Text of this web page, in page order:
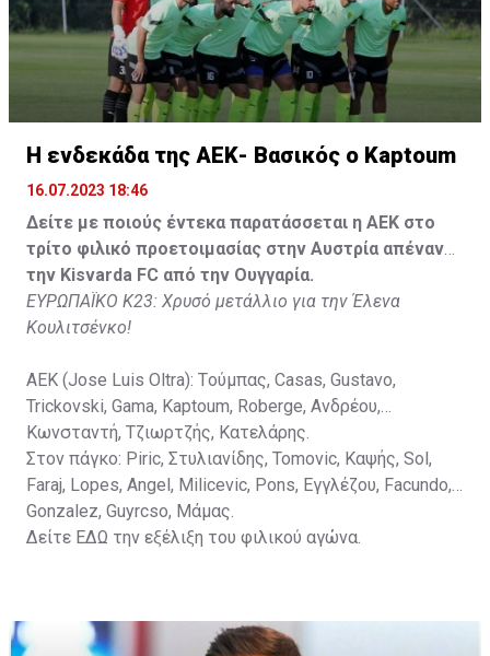
Στον πάγκο: Piric, Στυλιανίδης, Tomovic, Καψής, Sol,
Faraj, Lopes, Angel, Milicevic, Pons, Εγγλέζου, Facundo,
Gonzalez, Guyrcso, Μάμας.
Κisvarda FC (Milos Kruscic): Kovacs, Navratil, Raul, Szor,
Lippai, Alic, Kormendi, Makowski, Czekus, Ilievski,
Spasic.
Στον πάγκο: Petkovic, Cipetic, Kovasic, Jovicic, Szeles,
Vida, Otvos, Lucas, Camas, Mesanovic.
H ενδεκάδα της ΑΕΚ- Βασικός ο Kaptoum
16.07.2023 18:46
Δείτε με ποιούς έντεκα παρατάσσεται η ΑΕΚ στο
τρίτο φιλικό προετοιμασίας στην Αυστρία απέναντι
την Kisvarda FC από την Ουγγαρία.
ΕΥΡΩΠΑΪΚΟ Κ23: Χρυσό μετάλλιο για την Έλενα
Κουλιτσένκο!
ΑΕΚ (Jose Luis Oltra): Tούμπας, Casas, Gustavo,
Trickovski, Gama, Κaptoum, Roberge, Aνδρέου,
Κωνσταντή, Τζιωρτζής, Κατελάρης.
Στον πάγκο: Piric, Στυλιανίδης, Tomovic, Καψής, Sol,
Faraj, Lopes, Angel, Milicevic, Pons, Εγγλέζου, Facundo,
Gonzalez, Guyrcso, Μάμας.
Δείτε ΕΔΩ την εξέλιξη του φιλικού αγώνα.